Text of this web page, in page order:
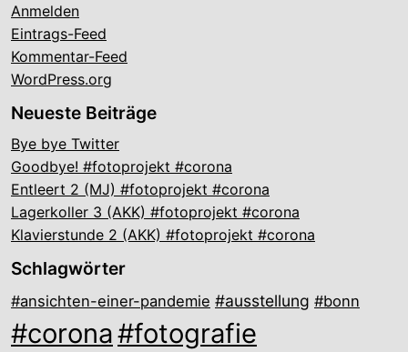
Anmelden
Eintrags-Feed
Kommentar-Feed
WordPress.org
Neueste Beiträge
Bye bye Twitter
Goodbye! #fotoprojekt #corona
Entleert 2 (MJ) #fotoprojekt #corona
Lagerkoller 3 (AKK) #fotoprojekt #corona
Klavierstunde 2 (AKK) #fotoprojekt #corona
Schlagwörter
#ansichten-einer-pandemie #ausstellung #bonn
#corona#fotografie